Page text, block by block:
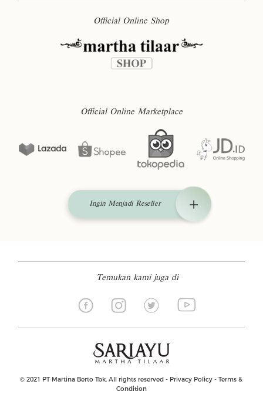
Official Online Shop
Official Online Marketplace
Ingin Menjadi Reseller
Temukan kami juga di
© 2021 PT Martina Berto Tbk. All rights reserved - Privacy Policy -Terms &
Condition